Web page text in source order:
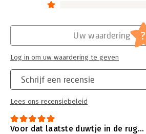
Schrijf een recensie
Lees ons recensiebeleid
Uw waardering ?
Log in om uw waardering te geven
Voor dat laatste duwtje in de rug...